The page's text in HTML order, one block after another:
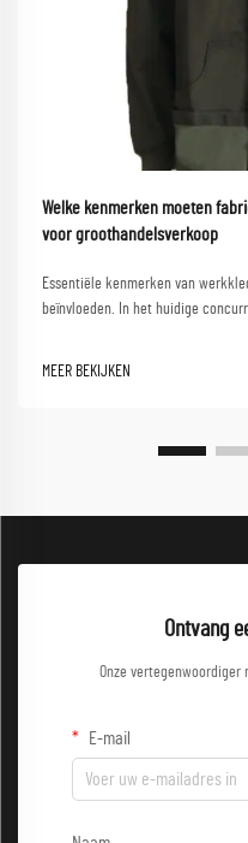
Welke kenmerken moeten
voor groothandelsverkoop
Essentiële kenmerken van
beïnvloeden. In het huidige
MEER BEKIJKEN
Ontvang
Onze
E-mail